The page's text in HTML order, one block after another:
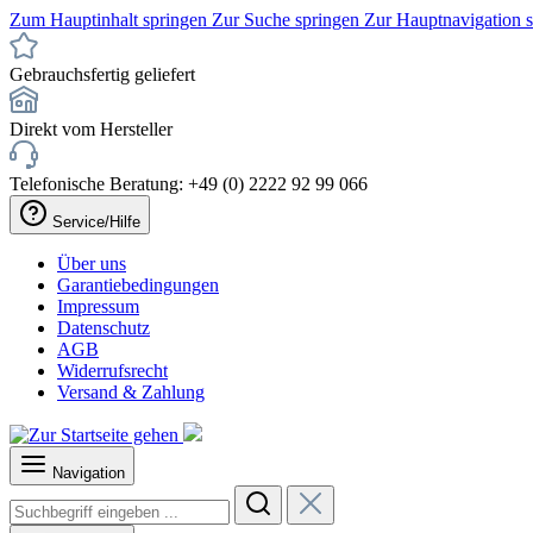
Zum Hauptinhalt springen Zur Suche springen Zur Hauptnavigation
Gebrauchsfertig geliefert
Direkt vom Hersteller
Telefonische Beratung: +49 (0) 2222 92 99 066
Service/Hilfe
Über uns
Garantiebedingungen
Impressum
Datenschutz
AGB
Widerrufsrecht
Versand & Zahlung
Navigation